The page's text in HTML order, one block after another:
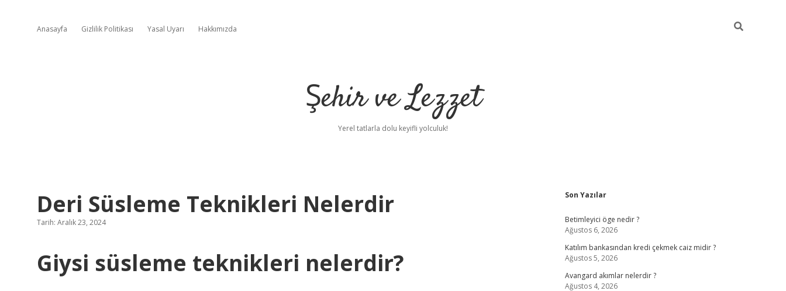
Anasayfa Gizlilik Politikası Yasal Uyarı Hakkımızda
Şehir ve Lezzet
Yerel tatlarla dolu keyifli yolculuk!
Deri Süsleme Teknikleri Nelerdir
Tarih: Aralık 23, 2024
Giysi süsleme teknikleri nelerdir?
Sidebar
Son Yazılar
Betimleyici öge nedir ?
Ağustos 6, 2026
Katılım bankasından kredi çekmek caiz midir ?
Ağustos 5, 2026
Avangard akımlar nelerdir ?
Ağustos 4, 2026